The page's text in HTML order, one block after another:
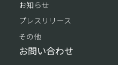
お知らせ
プレスリリース
その他
お問い合わせ